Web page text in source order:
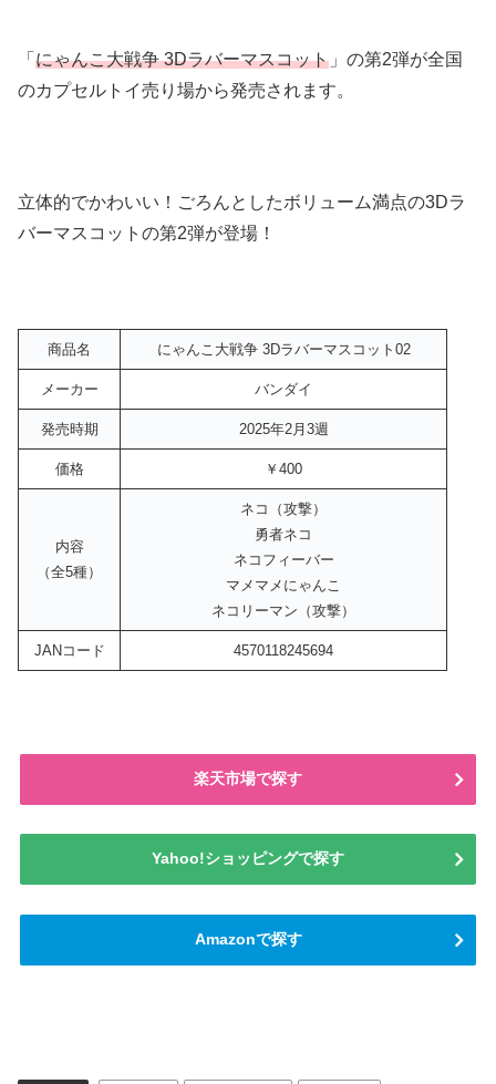
「 にゃんこ大戦争 3Dラバーマスコット 」の第2弾が全国
のカプセルトイ売り場から発売されます。
立体的でかわいい！ごろんとしたボリューム満点の3Dラ
バーマスコットの第2弾が登場！
商品名 にゃんこ大戦争 3Dラバーマスコット02
メーカー バンダイ
発売時期 2025年2月3週
価格 ￥400
内容
（全5種）
ネコ（攻撃）
勇者ネコ
ネコフィーバー
マメマメにゃんこ
ネコリーマン（攻撃）
JANコード 4570118245694
楽天市場で探す
Yahoo!ショッピングで探す
Amazonで探す